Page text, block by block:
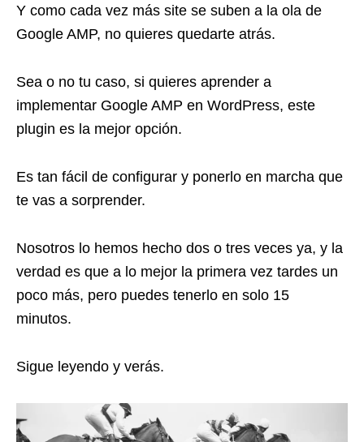
Y como cada vez más site se suben a la ola de
Google AMP, no quieres quedarte atrás.
Sea o no tu caso, si quieres aprender a
implementar Google AMP en WordPress, este
plugin es la mejor opción.
Es tan fácil de configurar y ponerlo en marcha que
te vas a sorprender.
Nosotros lo hemos hecho dos o tres veces ya, y la
verdad es que a lo mejor la primera vez tardes un
poco más, pero puedes tenerlo en solo 15
minutos.
Sigue leyendo y verás.